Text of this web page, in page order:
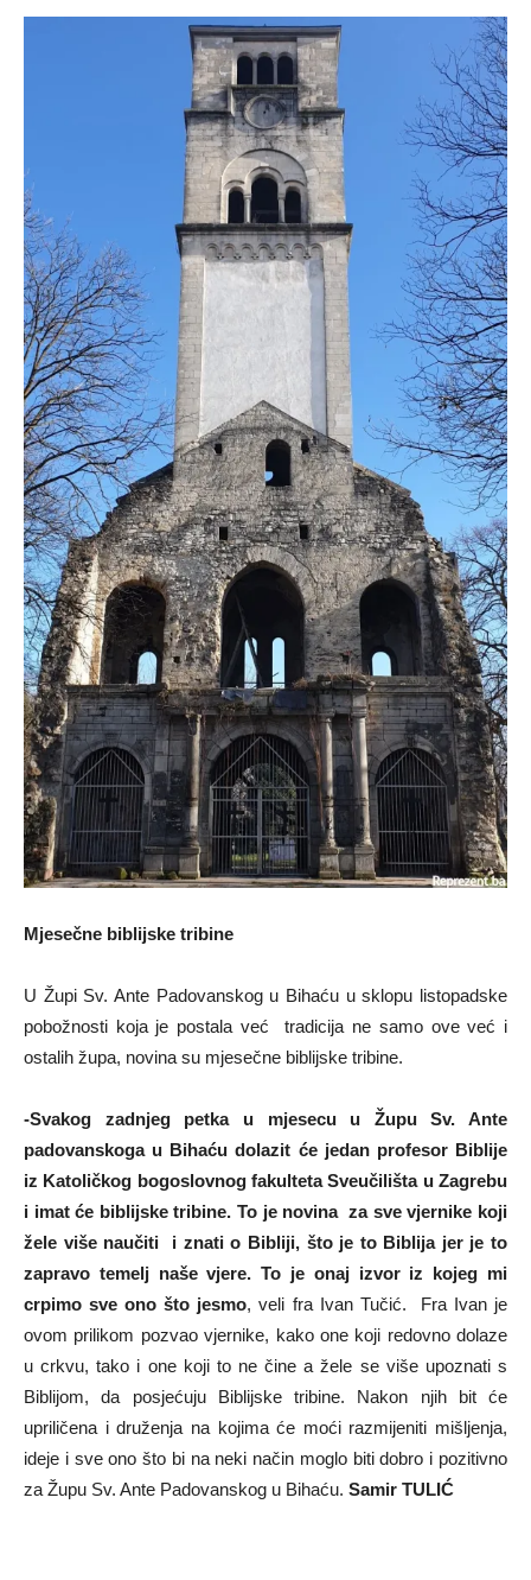
Mjesečne biblijske tribine
U Župi Sv. Ante Padovanskog u Bihaću u sklopu listopadske
pobožnosti koja je postala već tradicija ne samo ove već i
ostalih župa, novina su mjesečne biblijske tribine.
-Svakog zadnjeg petka u mjesecu u Župu Sv. Ante
padovanskoga u Bihaću dolazit će jedan profesor Biblije
iz Katoličkog bogoslovnog fakulteta Sveučilišta u Zagrebu
i imat će biblijske tribine. To je novina za sve vjernike koji
žele više naučiti i znati o Bibliji, što je to Biblija jer je to
zapravo temelj naše vjere. To je onaj izvor iz kojeg mi
crpimo sve ono što jesmo, veli fra Ivan Tučić. Fra Ivan je
ovom prilikom pozvao vjernike, kako one koji redovno dolaze
u crkvu, tako i one koji to ne čine a žele se više upoznati s
Biblijom, da posjećuju Biblijske tribine. Nakon njih bit će
upriličena i druženja na kojima će moći razmijeniti mišljenja,
ideje i sve ono što bi na neki način moglo biti dobro i pozitivno
za Župu Sv. Ante Padovanskog u Bihaću. Samir TULIĆ